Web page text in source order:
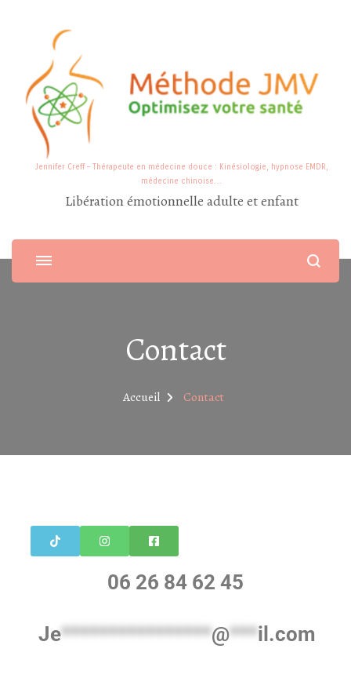
Jennifer Creff – Thérapeute en médecine douce : Kinésiologie, hypnose EMDR,
médecine chinoise…
Libération émotionnelle adulte et enfant
Contact
Accueil Contact
06 26 84 62 45
Je****************@***il.com